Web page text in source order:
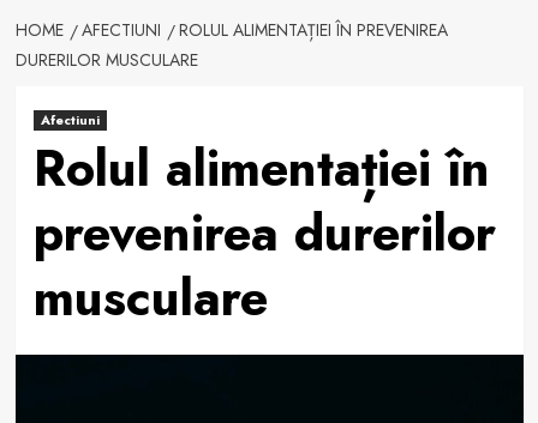
HOME AFECTIUNI
ROLUL ALIMENTAȚIEI ÎN PREVENIREA
DURERILOR MUSCULARE
Afectiuni
Rolul alimentației în
prevenirea durerilor
musculare